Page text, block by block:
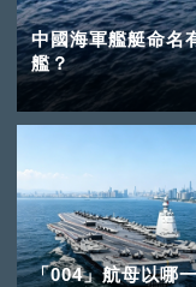
中國海軍艦艇命名
艦？
「004」航母以哪